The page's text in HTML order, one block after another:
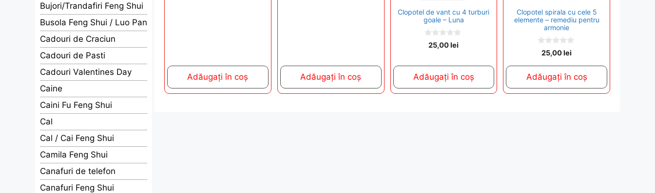
Adăugați în coș Adăugați în coș
Clopotel de vant cu 4 turburi
goale – Luna
0
o
f
25,00lei
Adăugați în coș
Clopotel spirala cu cele 5
elemente – remediu pentru
armonie
o
5
25,00lei
Adăugați în coș
Bujori/Trandafiri Feng Shui
Busola Feng Shui / Luo Pan
Cadouri de Craciun
Cadouri de Pasti
Cadouri Valentines Day
Caine
Caini Fu Feng Shui
Cal
Cal / Cai Feng Shui
Camila Feng Shui
Canafuri de telefon
Canafuri Feng Shui